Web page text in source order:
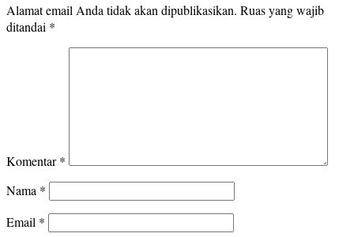
Alamat email Anda tidak akan dipublikasikan. Ruas yang wajib
ditandai *
Komentar*
Nama *
Email *